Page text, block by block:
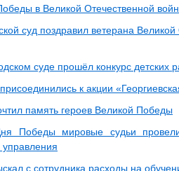
в Великой Отечественной
суд поздравил ветерана
суде прошёл конкурс
к акции
память героев Великой Победы
Победы мировые судьи провели
управления
с сотрудника расходы на